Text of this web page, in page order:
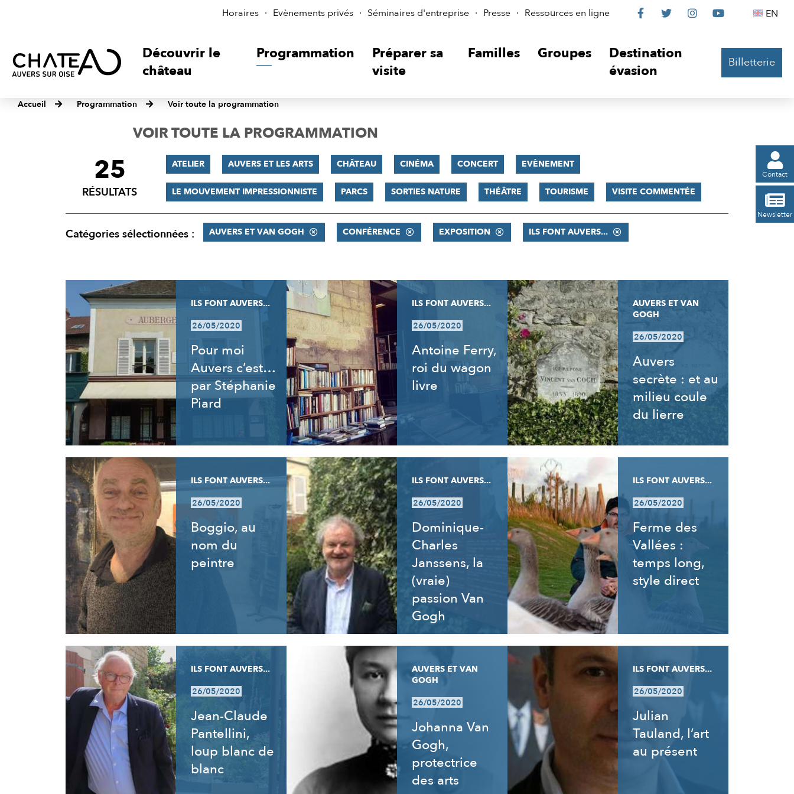
Horaires Evènements privés Séminaires d'entreprise Presse Ressources en ligne
Le
sur

Le

Le

Le
 EN
Découvrir le
château
Programmation
Préparer sa
visite
Familles Groupes
Destination
évasion
Billetterie
Accueil Programmation Voir toute la programmation

Contact

Newsletter
VOIR TOUTE LA PROGRAMMATION
FILTRER
RÉSULTATS
25
RÉSULTATS
ATELIER AUVERS ET LES ARTS CHÂTEAU CINÉMA CONCERT EVÈNEMENT
LE MOUVEMENT IMPRESSIONNISTE PARCS SORTIES NATURE THÉÂTRE TOURISME VISITE COMMENTÉE
Catégories sélectionnées : AUVERS ET VAN GOGH CONFÉRENCE EXPOSITION ILS FONT AUVERS...
RÉSULTATS
ILS FONT AUVERS...
26/05/2020
Pour moi
Auvers c’est…
par Stéphanie
Piard
ILS FONT AUVERS...
26/05/2020
Antoine Ferry,
roi du wagon
livre
AUVERS ET VAN
GOGH
26/05/2020
Auvers
secrète : et au
milieu coule
du lierre
ILS FONT AUVERS...
26/05/2020
Boggio, au
nom du
peintre
ILS FONT AUVERS...
26/05/2020
Dominique-
Charles
Janssens, la
(vraie)
passion Van
Gogh
ILS FONT AUVERS...
26/05/2020
Ferme des
Vallées :
temps long,
style direct
ILS FONT AUVERS...
26/05/2020
Jean-Claude
Pantellini,
loup blanc de
blanc
AUVERS ET VAN
GOGH
26/05/2020
Johanna Van
Gogh,
protectrice
des arts
ILS FONT AUVERS...
26/05/2020
Julian
Tauland, l’art
au présent